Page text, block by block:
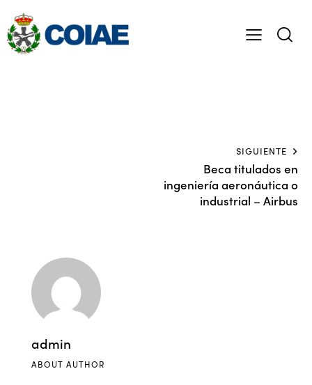
SIGUIENTE
Beca titulados en
ingeniería aeronáutica o
industrial – Airbus
admin
ABOUT AUTHOR